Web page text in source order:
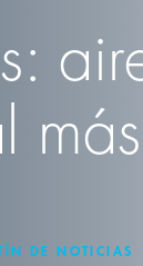
DE NOTICIAS